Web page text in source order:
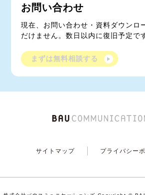
お問い合わせ
現在、お問い合わせ・資料ダウンロ
だけません。数日以内に復旧予定で
まずは無料相談する
サイトマップ プライバシー